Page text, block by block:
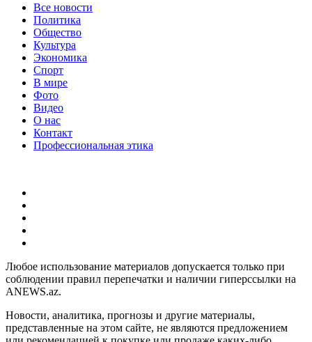
Все новости
Политика
Общество
Культура
Экономика
Спорт
В мире
Фото
Видео
О нас
Контакт
Профессиональная этика
Любое использование материалов допускается только при
соблюдении правил перепечатки и наличии гиперссылки на
ANEWS.az.
Новости, аналитика, прогнозы и другие материалы,
представленные на этом сайте, не являются предложением